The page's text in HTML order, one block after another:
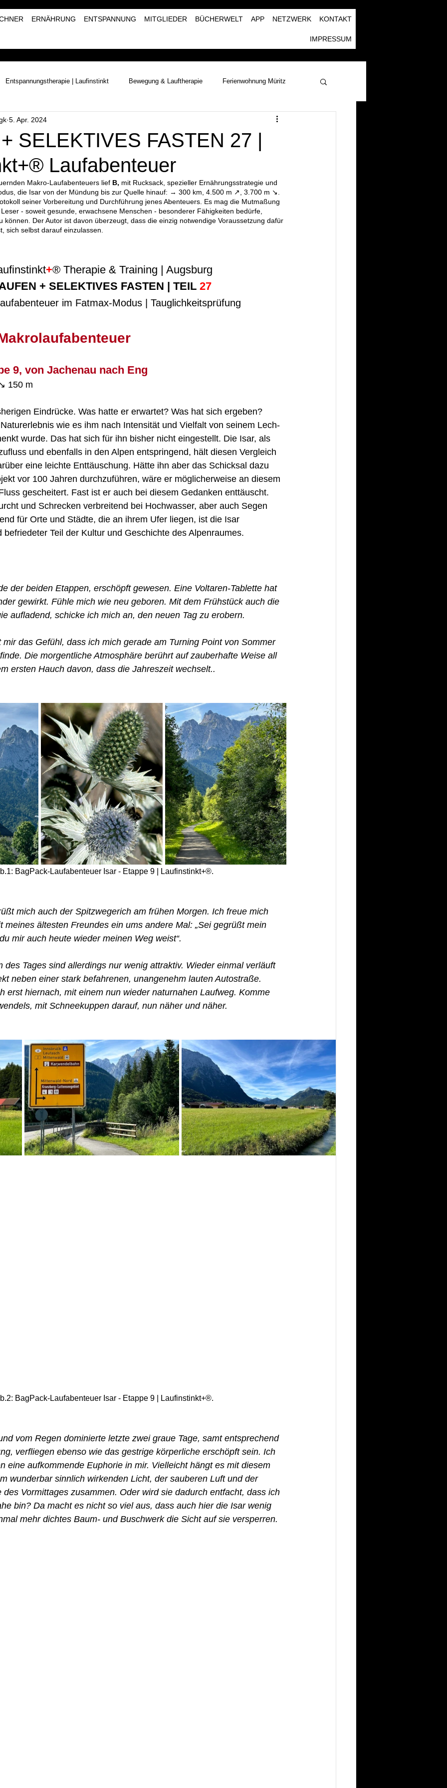
ERNÄHRUNG ENTSPANNUNG MITGLIEDER BÜCHERWELT APP NETZWERK KONTAKT
IMPRESSUM
Entspannungstherapie | Laufinstinkt Bewegung & Lauftherapie Ferienwohnung Müritz
Naturerlebnisse | Laufinstinkt+®
SELEKTIVES FASTEN 27 |
Laufabenteuer
5. Apr. 2024
Makro-Laufabenteuers lief B, mit Rucksack, spezieller Ernährungsstrategie und
die Isar von der Mündung bis zur Quelle hinauf: → 300 km, 4.500 m ↗︎, 3.700 m ↘︎.
seiner Vorbereitung und Durchführung jenes Abenteuers. Es mag die Mutmaßung
- soweit gesunde, erwachsene Menschen - besonderer Fähigkeiten bedürfe,
können. Der Autor ist davon überzeugt, dass die einzig notwendige Voraussetzung dafür
sich selbst darauf einzulassen.
+® Therapie & Training | Augsburg
+ SELEKTIVES FASTEN | TEIL 27
im Fatmax-Modus | Tauglichkeitsprüfung
9, von Jachenau nach Eng
150 m
Eindrücke. Was hatte er erwartet? Was hat sich ergeben?
wie es ihm nach Intensität und Vielfalt von seinem Lech-
wurde. Das hat sich für ihn bisher nicht eingestellt. Die Isar, als
und ebenfalls in den Alpen entspringend, hält diesen Vergleich
eine leichte Enttäuschung. Hätte ihn aber das Schicksal dazu
vor 100 Jahren durchzuführen, wäre er möglicherweise an diesem
gescheitert. Fast ist er auch bei diesem Gedanken enttäuscht.
und Schrecken verbreitend bei Hochwasser, aber auch Segen
für Orte und Städte, die an ihrem Ufer liegen, ist die Isar
befriedeter Teil der Kultur und Geschichte des Alpenraumes.
der beiden Etappen, erschöpft gewesen. Eine Voltaren-Tablette hat
gewirkt. Fühle mich wie neu geboren. Mit dem Frühstück auch die
aufladend, schicke ich mich an, den neuen Tag zu erobern.
mir das Gefühl, dass ich mich gerade am Turning Point von Sommer
Die morgentliche Atmosphäre berührt auf zauberhafte Weise all
ersten Hauch davon, dass die Jahreszeit wechselt..
BagPack-Laufabenteuer Isar - Etappe 9 | Laufinstinkt+®.
mich auch der Spitzwegerich am frühen Morgen. Ich freue mich
meines ältesten Freundes ein ums andere Mal: „Sei gegrüßt mein
mir auch heute wieder meinen Weg weist“.
des Tages sind allerdings nur wenig attraktiv. Wieder einmal verläuft
neben einer stark befahrenen, unangenehm lauten Autostraße.
erst hiernach, mit einem nun wieder naturnahen Laufweg. Komme
mit Schneekuppen darauf, nun näher und näher.
BagPack-Laufabenteuer Isar - Etappe 9 | Laufinstinkt+®.
vom Regen dominierte letzte zwei graue Tage, samt entsprechend
verfliegen ebenso wie das gestrige körperliche erschöpft sein. Ich
eine aufkommende Euphorie in mir. Vielleicht hängt es mit diesem
wunderbar sinnlich wirkenden Licht, der sauberen Luft und der
des Vormittages zusammen. Oder wird sie dadurch entfacht, dass ich
bin? Da macht es nicht so viel aus, dass auch hier die Isar wenig
mehr dichtes Baum- und Buschwerk die Sicht auf sie versperren.